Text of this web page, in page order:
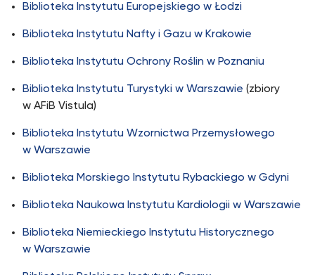
Biblioteka Instytutu Europejskiego w Łodzi
Biblioteka Instytutu Nafty i Gazu w Krakowie
Biblioteka Instytutu Ochrony Roślin w Poznaniu
Biblioteka Instytutu Turystyki w Warszawie (zbiory
w AFiB Vistula)
Biblioteka Instytutu Wzornictwa Przemysłowego
w Warszawie
Biblioteka Morskiego Instytutu Rybackiego w Gdyni
Biblioteka Naukowa Instytutu Kardiologii w Warszawie
Biblioteka Niemieckiego Instytutu Historycznego
w Warszawie